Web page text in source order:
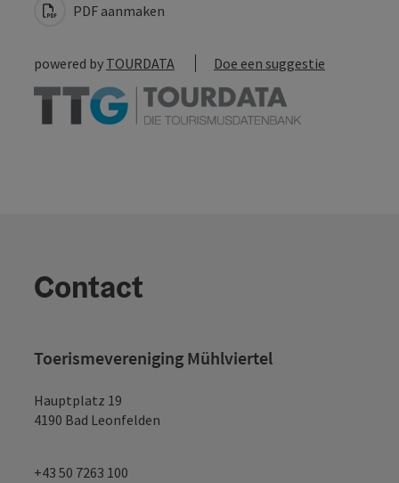
PDF aanmaken
powered by TOURDATA Doe een suggestie
Contact
Toerismevereniging Mühlviertel
Hauptplatz 19
4190 Bad Leonfelden
+43 50 7263 100